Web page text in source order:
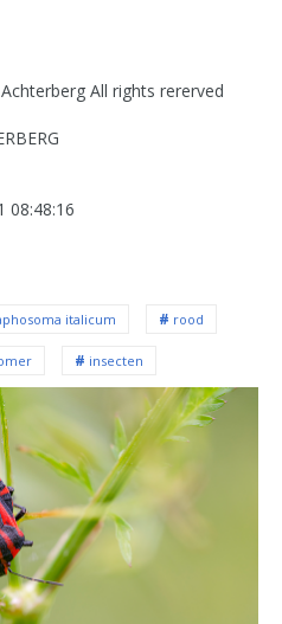
All rights rererved
08:48:16
italicum rood
insecten